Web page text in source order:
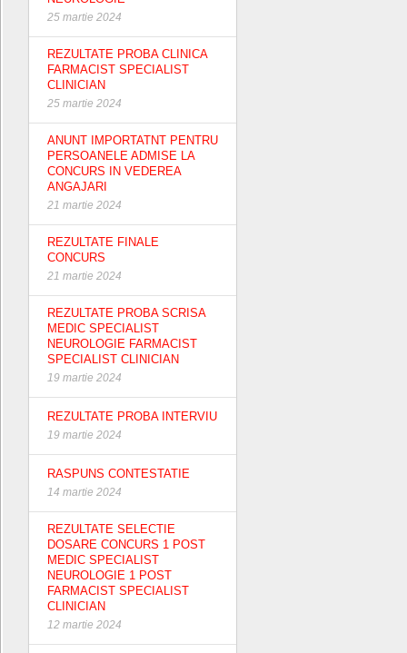
25 martie 2024
REZULTATE PROBA CLINICA
FARMACIST SPECIALIST
CLINICIAN
25 martie 2024
ANUNT IMPORTATNT PENTRU
PERSOANELE ADMISE LA
CONCURS IN VEDEREA
ANGAJARI
21 martie 2024
REZULTATE FINALE
CONCURS
21 martie 2024
REZULTATE PROBA SCRISA
MEDIC SPECIALIST
NEUROLOGIE FARMACIST
SPECIALIST CLINICIAN
19 martie 2024
REZULTATE PROBA INTERVIU
19 martie 2024
RASPUNS CONTESTATIE
14 martie 2024
REZULTATE SELECTIE
DOSARE CONCURS 1 POST
MEDIC SPECIALIST
NEUROLOGIE 1 POST
FARMACIST SPECIALIST
CLINICIAN
12 martie 2024